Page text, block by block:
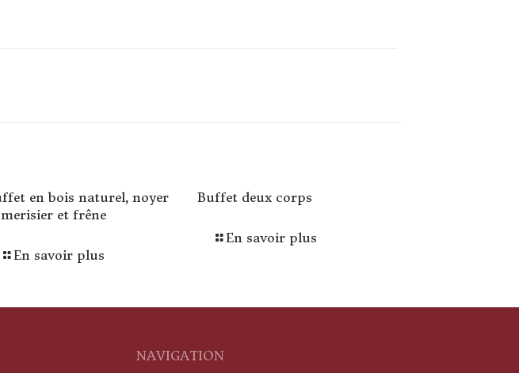
en bois naturel, noyer
et frêne
En savoir plus
Buffet deux corps
En savoir plus
NAVIGATION